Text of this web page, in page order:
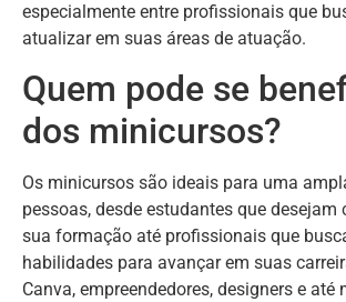
especialmente entre profissionais que
atualizar em suas áreas de atuação.
Quem pode se
dos minicursos?
Os minicursos são ideais para uma
pessoas, desde estudantes que desejam
sua formação até profissionais que
habilidades para avançar em suas
Canva, empreendedores, designers e até